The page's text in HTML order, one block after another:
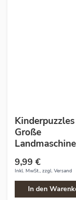
Kinderpuzzles
Große
9,99 €
Inkl. MwSt., zzgl. Versand
In den